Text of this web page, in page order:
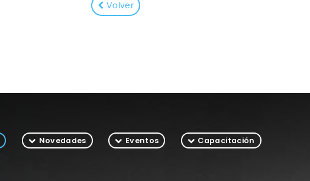
Volver
Novedades Eventos Capacitación